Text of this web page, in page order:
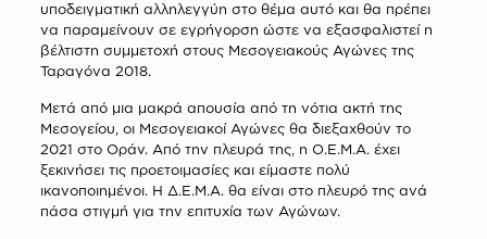
υποδειγματική αλληλεγγύη στο θέμα αυτό και θα πρέπει
να παραμείνουν σε εγρήγορση ώστε να εξασφαλιστεί η
βέλτιστη συμμετοχή στους Μεσογειακούς Αγώνες της
Ταραγόνα 2018.
Μετά από μια μακρά απουσία από τη νότια ακτή της
Μεσογείου, οι Μεσογειακοί Αγώνες θα διεξαχθούν το
2021 στο Οράν. Από την πλευρά της, η Ο.Ε.Μ.Α. έχει
ξεκινήσει τις προετοιμασίες και είμαστε πολύ
ικανοποιημένοι. Η Δ.Ε.Μ.Α. θα είναι στο πλευρό της ανά
πάσα στιγμή για την επιτυχία των Αγώνων.